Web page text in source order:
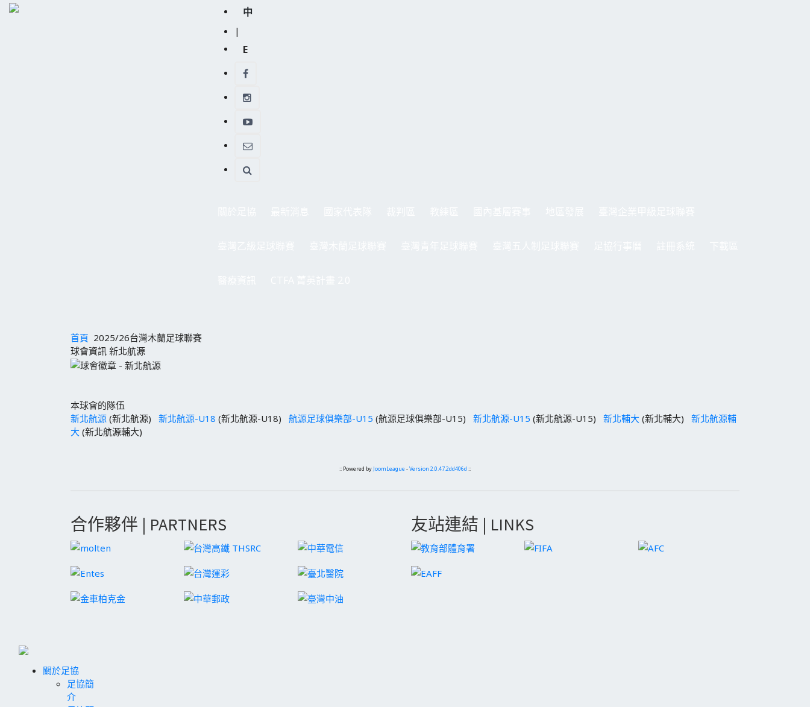
中
|
E
首頁 2025/26台灣木蘭足球聯賽
球會資訊 新北航源
本球會的隊伍
新北航源 (新北航源) 新北航源-U18 (新北航源-U18) 航源足球俱樂部-U15 (航源足球俱樂部-U15) 新北航源-U15 (新北航源-U15) 新北輔大 (新北輔大)
新北航源輔
大 (新北航源輔大)
:: Powered by JoomLeague -Version 2.0.47.2dd406d ::
合作夥伴 | PARTNERS 友站連結 | LINKS
關於足協
足協簡
介